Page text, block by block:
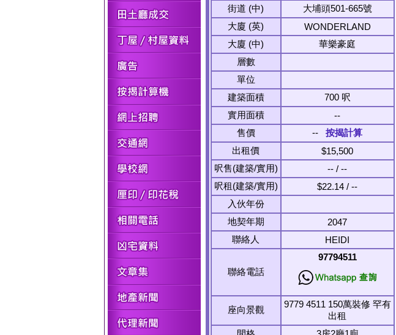
街道 (中)
大埔頭501-665號
大廈 (英)
WONDERLAND
大廈 (中)
華樂豪庭
層數
單位
建築面積
700 呎
實用面積
--
售價
-- 按揭計算
出租價
$15,500
呎售(建築/實用)
-- / --
呎租(建築/實用)
$22.14 / --
入伙年份
地契年期
2047
聯絡人
HEIDI
聯絡電話
97794511
座向景觀
9779 4511 150萬裝修 罕有
出租